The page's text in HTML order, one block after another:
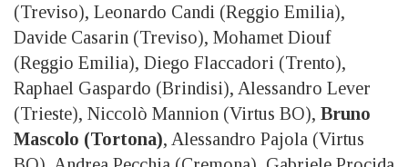
(Treviso), Leonardo Candi (Reggio Emilia),
Davide Casarin (Treviso), Mohamet Diouf
(Reggio Emilia), Diego Flaccadori (Trento),
Raphael Gaspardo (Brindisi), Alessandro Lever
(Trieste), Niccolò Mannion (Virtus BO), Bruno
Mascolo (Tortona), Alessandro Pajola (Virtus